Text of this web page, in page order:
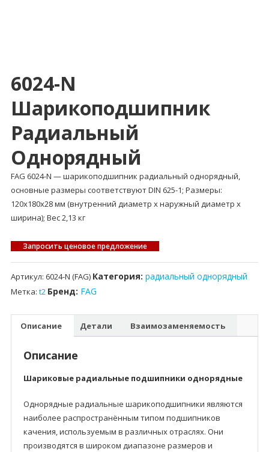
6024-N
Шарикоподшипник
Радиальный
Однорядный
FAG 6024-N — шарикоподшипник радиальный однорядный,
основные размеры соответствуют DIN 625-1; Размеры:
120x180x28 мм (внутренний диаметр x наружный диаметр x
ширина); Вес 2,13 кг
Запросить ценовое предложение
Артикул: 6024-N (FAG) Категория: радиальный однорядный
Метка: t2 Бренд: FAG
Описание Детали Взаимозаменяемость
Описание
Шариковые радиальные подшипники однорядные
Однорядные радиальные шарикоподшипники являются
наиболее распространённым типом подшипников
качения, используемым в различных отраслях. Они
производятся в широком диапазоне размеров и